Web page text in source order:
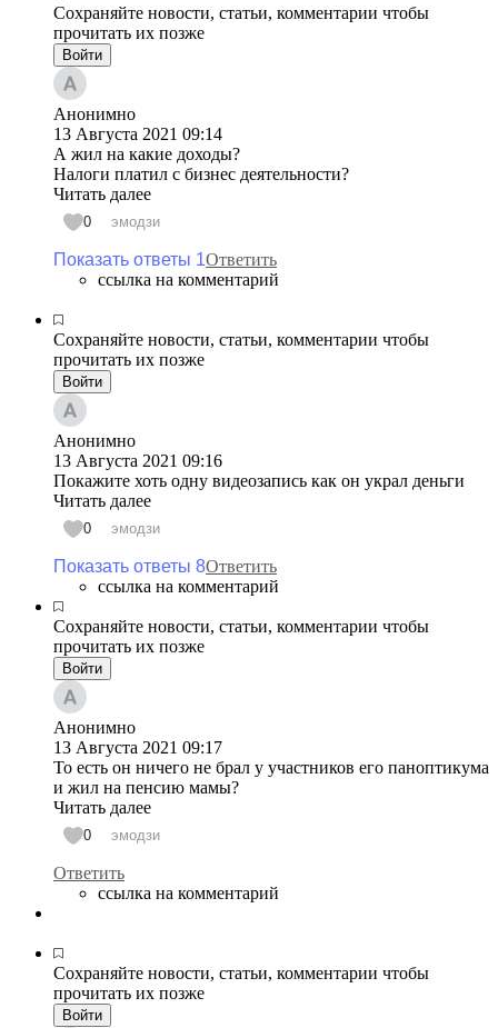
Сохраняйте новости, статьи, комментарии чтобы
прочитать их позже
Войти
Анонимно
13 Августа 2021 09:14
А жил на какие доходы?
Налоги платил с бизнес деятельности?
Читать далее
0 эмодзи
Показать ответы 1Ответить
ссылка на комментарий
Сохраняйте новости, статьи, комментарии чтобы
прочитать их позже
Войти
Анонимно
13 Августа 2021 09:16
Покажите хоть одну видеозапись как он украл деньги
Читать далее
0 эмодзи
Показать ответы 8Ответить
ссылка на комментарий
Сохраняйте новости, статьи, комментарии чтобы
прочитать их позже
Войти
Анонимно
13 Августа 2021 09:17
То есть он ничего не брал у участников его паноптикума
и жил на пенсию мамы?
Читать далее
0 эмодзи
Ответить
ссылка на комментарий
Сохраняйте новости, статьи, комментарии чтобы
прочитать их позже
Войти